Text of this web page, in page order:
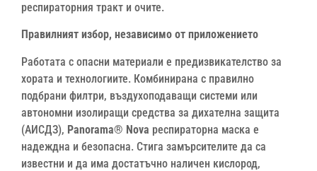
респираторния тракт и очите.
Правилният избор, независимо от приложението
Работата с опасни материали е предизвикателство за
хората и технологиите. Комбинирана с правилно
подбрани филтри, въздухоподаващи системи или
автономни изолиращи средства за дихателна защита
(АИСДЗ), Panorama® Nova респираторна маска е
надеждна и безопасна. Стига замърсителите да са
известни и да има достатъчно наличен кислород,